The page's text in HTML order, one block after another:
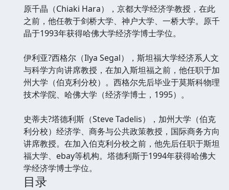
原千晶（Chiaki Hara），京都大学经济学教授，在此
之前，他任教于剑桥大学、神户大学、一桥大学。原千
晶于1993年获得哈佛大学经济学博士学位。
伊利亚?西格尔（Ilya Segal），斯坦福大学经济系人文
与科学方向讲席教授，在加入斯坦福之前，他任职于加
州大学（伯克利分校）。西格尔先后毕业于莫斯科物理
技术学院、哈佛大学（经济学博士，1995）。
史蒂夫?塔德利斯（Steve Tadelis），加州大学（伯克
利分校）经济学、商务与公共政策教授，国际商务方向
讲席教授。在加入伯克利分校之前，他先后任职于斯坦
福大学、ebay等机构。塔德利斯于1994年获得哈佛大
学经济学博士学位。
目录